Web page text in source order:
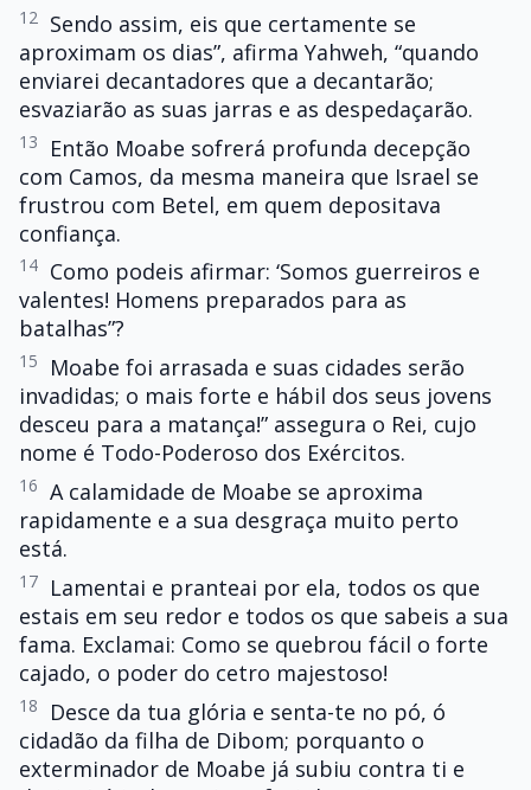
12
Sendo assim, eis que certamente se
aproximam os dias”, afirma Yahweh, “quando
enviarei decantadores que a decantarão;
esvaziarão as suas jarras e as despedaçarão.
13
Então Moabe sofrerá profunda decepção
com Camos, da mesma maneira que Israel se
frustrou com Betel, em quem depositava
confiança.
14 Como podeis afirmar: ‘Somos guerreiros e
valentes! Homens preparados para as
batalhas”?
15
Moabe foi arrasada e suas cidades serão
invadidas; o mais forte e hábil dos seus jovens
desceu para a matança!” assegura o Rei, cujo
nome é Todo-Poderoso dos Exércitos.
16 A calamidade de Moabe se aproxima
rapidamente e a sua desgraça muito perto
está.
17
Lamentai e pranteai por ela, todos os que
estais em seu redor e todos os que sabeis a sua
fama. Exclamai: Como se quebrou fácil o forte
cajado, o poder do cetro majestoso!
18
Desce da tua glória e senta-te no pó, ó
cidadão da filha de Dibom; porquanto o
exterminador de Moabe já subiu contra ti e